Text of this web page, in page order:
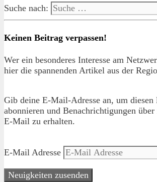
Suche nach:
Keinen Beitrag verpassen!
Wer ein besonderes Interesse am
hier die spannenden Artikel aus der
Gib deine E-Mail-Adresse an, um diesen
abonnieren und Benachrichtigungen
E-Mail zu erhalten.
E-Mail Adresse
Neuigkeiten zusenden